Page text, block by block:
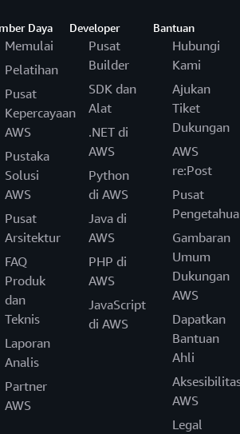
Daya
Memulai
Pelatihan
Pusat
Kepercayaan
AWS
Pustaka
Solusi
AWS
Pusat
Arsitektur
FAQ
Produk
dan
Teknis
Laporan
Analis
Partner
AWS
Developer
Pusat
Builder
SDK dan
Alat
.NET di
AWS
Python
di AWS
Java di
AWS
PHP di
AWS
JavaScript
di AWS
Bantuan
Hubungi
Kami
Ajukan
Tiket
Dukungan
AWS
re:Post
Pusat
Gambaran
Umum
Dukungan
AWS
Dapatkan
Bantuan
Ahli
AWS
Legal